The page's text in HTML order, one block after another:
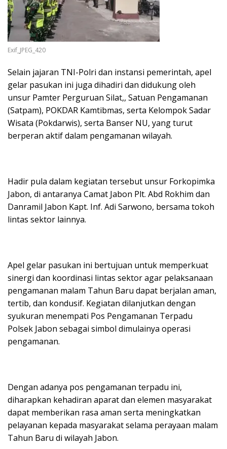
Exif_JPEG_420
Selain jajaran TNI-Polri dan instansi pemerintah, apel
gelar pasukan ini juga dihadiri dan didukung oleh
unsur Pamter Perguruan Silat,, Satuan Pengamanan
(Satpam), POKDAR Kamtibmas, serta Kelompok Sadar
Wisata (Pokdarwis), serta Banser NU, yang turut
berperan aktif dalam pengamanan wilayah.
Hadir pula dalam kegiatan tersebut unsur Forkopimka
Jabon, di antaranya Camat Jabon Plt. Abd Rokhim dan
Danramil Jabon Kapt. Inf. Adi Sarwono, bersama tokoh
lintas sektor lainnya.
Apel gelar pasukan ini bertujuan untuk memperkuat
sinergi dan koordinasi lintas sektor agar pelaksanaan
pengamanan malam Tahun Baru dapat berjalan aman,
tertib, dan kondusif. Kegiatan dilanjutkan dengan
syukuran menempati Pos Pengamanan Terpadu
Polsek Jabon sebagai simbol dimulainya operasi
pengamanan.
Dengan adanya pos pengamanan terpadu ini,
diharapkan kehadiran aparat dan elemen masyarakat
dapat memberikan rasa aman serta meningkatkan
pelayanan kepada masyarakat selama perayaan malam
Tahun Baru di wilayah Jabon.